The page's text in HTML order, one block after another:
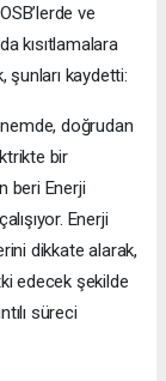
ve
kısıtlamalara
şunları kaydetti:
doğrudan
bir
beri Enerji
Enerji
dikkate alarak,
edecek şekilde
süreci